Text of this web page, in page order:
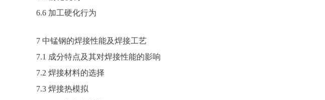
6.6 加工硬化行为
7 中锰钢的焊接性能及焊接工艺
7.1 成分特点及其对焊接性能的影响
7.2 焊接材料的选择
7.3 焊接热模拟